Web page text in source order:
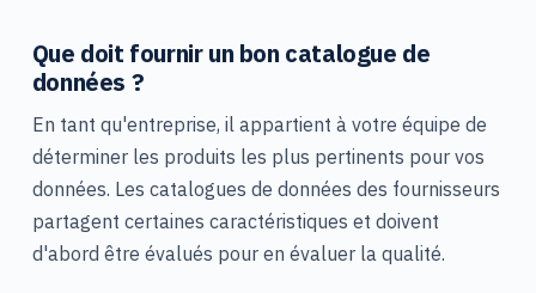
Que doit fournir un bon catalogue de
données ?
En tant qu'entreprise, il appartient à votre équipe de
déterminer les produits les plus pertinents pour vos
données. Les catalogues de données des fournisseurs
partagent certaines caractéristiques et doivent
d'abord être évalués pour en évaluer la qualité.